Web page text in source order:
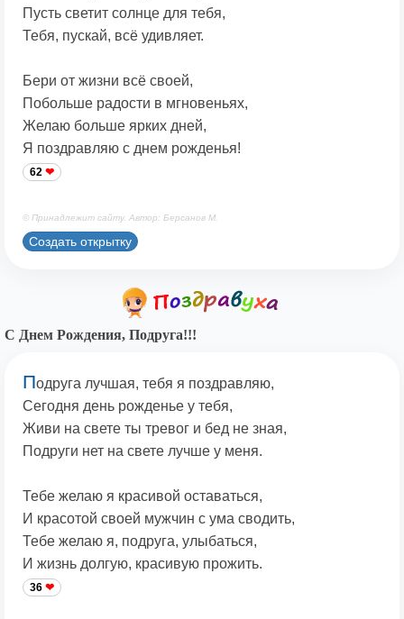
Пусть светит солнце для тебя,
Тебя, пускай, всё удивляет.
Бери от жизни всё своей,
Побольше радости в мгновеньях,
Желаю больше ярких дней,
Я поздравляю с днем рожденья!
62
© Принадлежит сайту. Автор: Берсанов М.
Создать открытку
С Днем Рождения, Подруга!!!
Подруга лучшая, тебя я поздравляю,
Сегодня день рожденье у тебя,
Живи на свете ты тревог и бед не зная,
Подруги нет на свете лучше у меня.
Тебе желаю я красивой оставаться,
И красотой своей мужчин с ума сводить,
Тебе желаю я, подруга, улыбаться,
И жизнь долгую, красивую прожить.
36